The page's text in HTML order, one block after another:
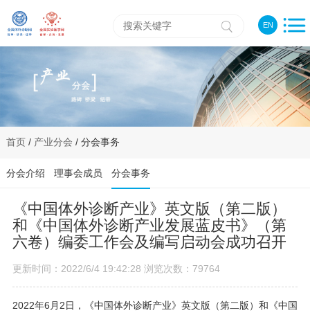
EN
首页/ 产业分会 / 分会事务
分会介绍 理事会成员 分会事务
《中国体外诊断产业》英文版（第二版）
和《中国体外诊断产业发展蓝皮书》（第
六卷）编委工作会及编写启动会成功召开
更新时间：2022/6/4 19:42:28 浏览次数：79764
2022年6月2日，《中国体外诊断产业》英文版（第二版）和《中国